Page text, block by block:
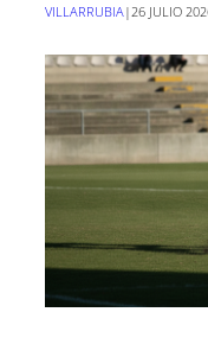
VILLARRUBIA | 26 JULIO